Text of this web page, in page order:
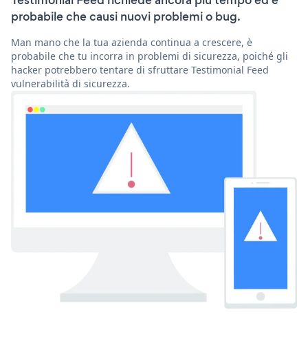
probabile che causi nuovi problemi o bug.
Man mano che la tua azienda continua a crescere, è
probabile che tu incorra in problemi di sicurezza, poiché gli
hacker potrebbero tentare di sfruttare Testimonial Feed
vulnerabilità di sicurezza.